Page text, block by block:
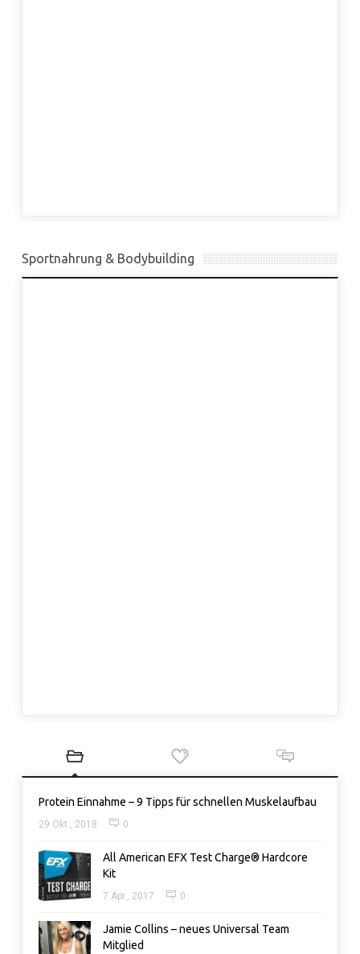
Sportnahrung & Bodybuilding
Protein Einnahme – 9 Tipps für schnellen Muskelaufbau
29 Okt., 2018 0
All American EFX Test Charge® Hardcore
Kit
7 Apr., 2017 0
Jamie Collins – neues Universal Team
Mitglied